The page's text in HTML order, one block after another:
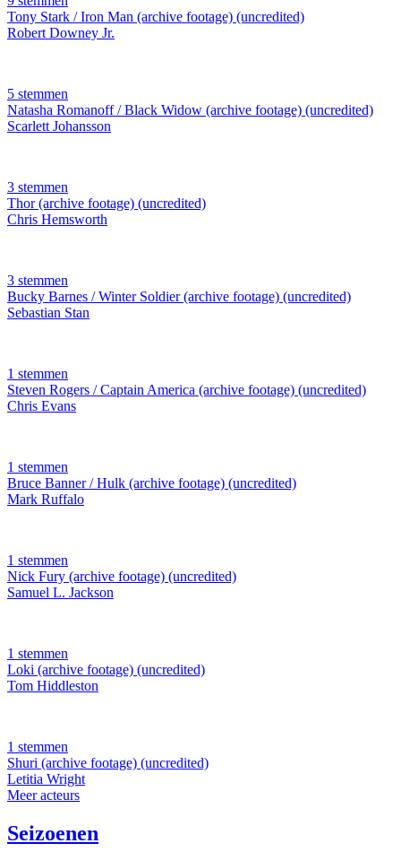
Tony Stark / Iron Man (archive footage) (uncredited)
Robert Downey Jr.
5 stemmen
Natasha Romanoff / Black Widow (archive footage) (uncredited)
Scarlett Johansson
3 stemmen
Thor (archive footage) (uncredited)
Chris Hemsworth
3 stemmen
Bucky Barnes / Winter Soldier (archive footage) (uncredited)
Sebastian Stan
1 stemmen
Steven Rogers / Captain America (archive footage) (uncredited)
Chris Evans
1 stemmen
Bruce Banner / Hulk (archive footage) (uncredited)
Mark Ruffalo
1 stemmen
Nick Fury (archive footage) (uncredited)
Samuel L. Jackson
1 stemmen
Loki (archive footage) (uncredited)
Tom Hiddleston
1 stemmen
Shuri (archive footage) (uncredited)
Letitia Wright
Meer acteurs
Seizoenen